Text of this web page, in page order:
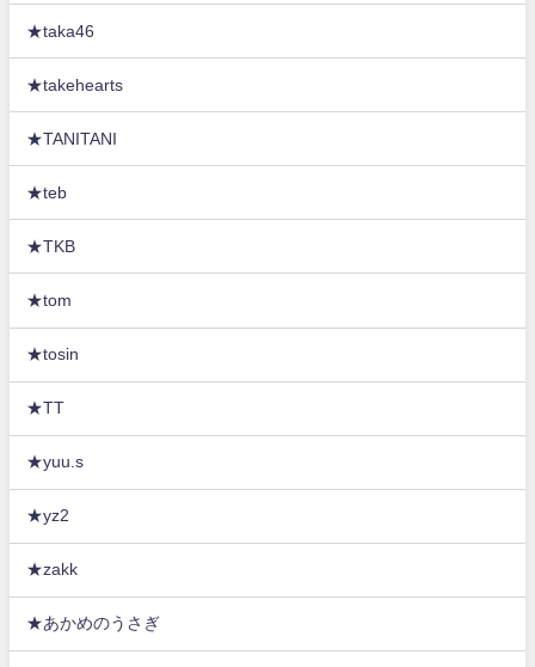
★taka46
★takehearts
★TANITANI
★teb
★TKB
★tom
★tosin
★TT
★yuu.s
★yz2
★zakk
★あかめのうさぎ